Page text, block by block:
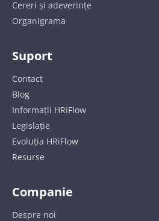
Cereri și adeverințe
Organigrama
Suport
Contact
Blog
Informații HRiFlow
Legislație
Evoluția HRiFlow
Resurse
Companie
Despre noi